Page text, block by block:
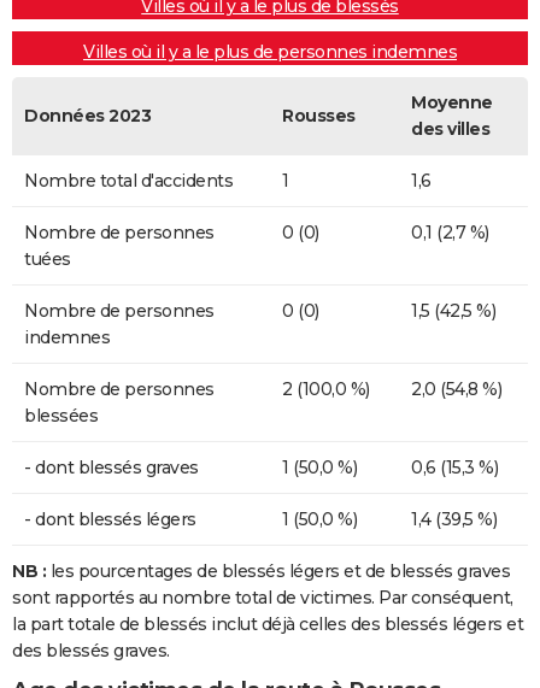
Villes où il y a le plus de blessés
Villes où il y a le plus de personnes indemnes
Données 2023 Rousses
Moyenne
des villes
Nombre total d'accidents 1 1,6
Nombre de personnes
tuées
0 (0) 0,1 (2,7 %)
Nombre de personnes
indemnes
0 (0) 1,5 (42,5 %)
Nombre de personnes
blessées
2 (100,0 %) 2,0 (54,8 %)
- dont blessés graves 1 (50,0 %) 0,6 (15,3 %)
- dont blessés légers 1 (50,0 %) 1,4 (39,5 %)
NB : les pourcentages de blessés légers et de blessés graves
sont rapportés au nombre total de victimes. Par conséquent,
la part totale de blessés inclut déjà celles des blessés légers et
des blessés graves.